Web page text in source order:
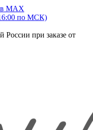
в MAX
по МСК)
России при заказе от